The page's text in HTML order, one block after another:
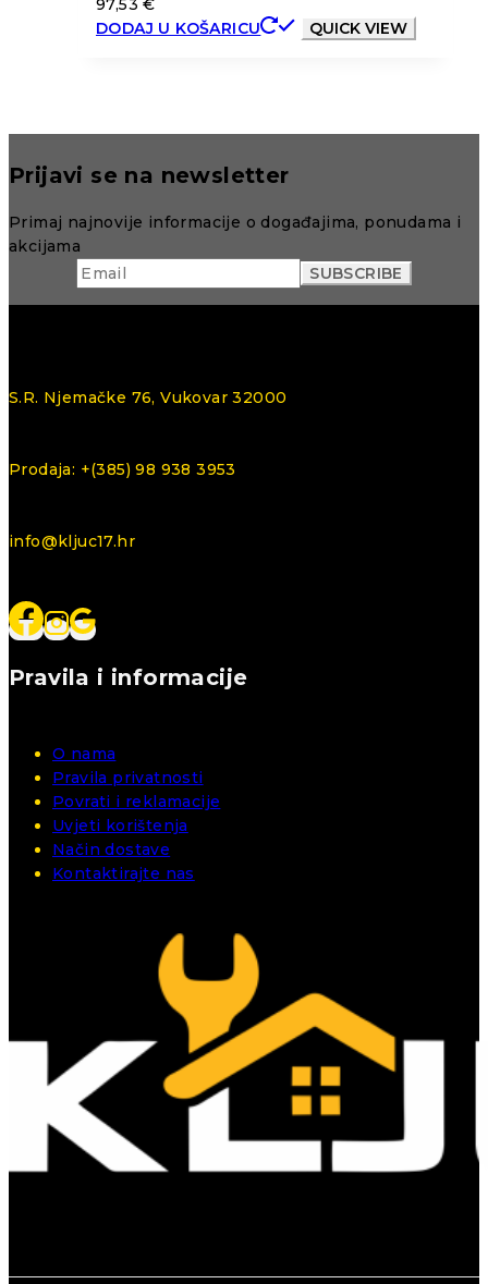
DODAJ U KOŠARICU
QUICK VIEW
Prijavi se na newsletter
Primaj najnovije informacije o događajima, ponudama i
akcijama
S.R. Njemačke 76, Vukovar 32000
Prodaja: +(385) 98 938 3953
info@kljuc17.hr
Pravila i informacije
O nama
Pravila privatnosti
Povrati i reklamacije
Uvjeti korištenja
Način dostave
Kontaktirajte nas